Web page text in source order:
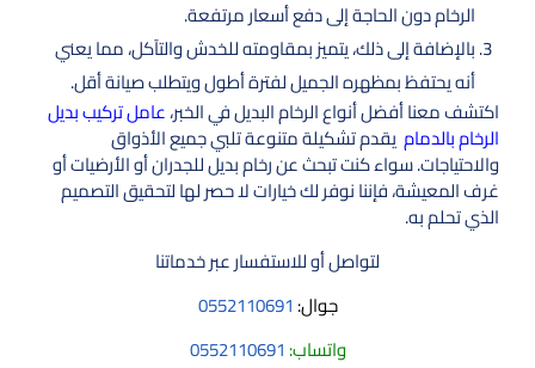
الرخام دون الحاجة إلى دفع أسعار مرتفعة.
بالإضافة إلى ذلك، يتميز بمقاومته للخدش والتآكل، مما يعني
أنه يحتفظ بمظهره الجميل لفترة أطول ويتطلب صيانة أقل.
اكتشف معنا أفضل أنواع الرخام البديل في الخبر،عامل تركيب بديل
الرخام بالدمام يقدم تشكيلة متنوعة تلبي جميع الأذواق
والاحتياجات. سواء كنت تبحث عن رخام بديل للجدران أو الأرضيات أو
غرف المعيشة، فإننا نوفر لك خيارات لا حصر لها لتحقيق التصميم
الذي تحلم به.
لتواصل أو للاستفسار عبر خدماتنا
جوال: 0552110691
واتساب: 0552110691